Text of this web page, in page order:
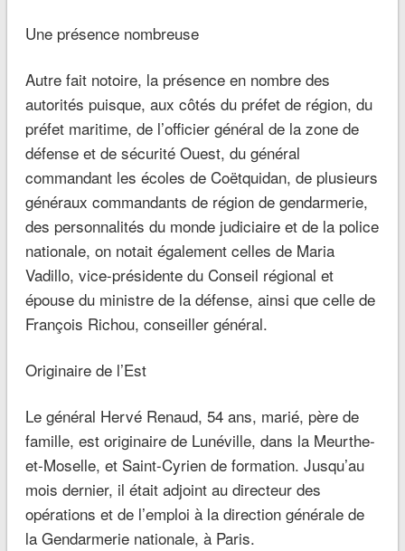
Une présence nombreuse
Autre fait notoire, la présence en nombre des
autorités puisque, aux côtés du préfet de région, du
préfet maritime, de l’officier général de la zone de
défense et de sécurité Ouest, du général
commandant les écoles de Coëtquidan, de plusieurs
généraux commandants de région de gendarmerie,
des personnalités du monde judiciaire et de la police
nationale, on notait également celles de Maria
Vadillo, vice-présidente du Conseil régional et
épouse du ministre de la défense, ainsi que celle de
François Richou, conseiller général.
Originaire de l’Est
Le général Hervé Renaud, 54 ans, marié, père de
famille, est originaire de Lunéville, dans la Meurthe-
et-Moselle, et Saint-Cyrien de formation. Jusqu’au
mois dernier, il était adjoint au directeur des
opérations et de l’emploi à la direction générale de
la Gendarmerie nationale, à Paris.